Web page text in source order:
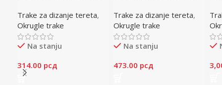
Trake za dizanje tereta,
Okrugle trake
Na stanju
314.00 рсд
Trake za dizanje tereta,
Okrugle trake
Na stanju
473.00 рсд